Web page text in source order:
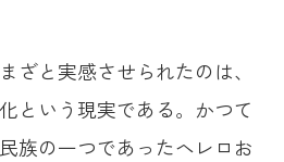
ざと実感させられたのは、
という現実である。かつて
族の一つであったヘレロお